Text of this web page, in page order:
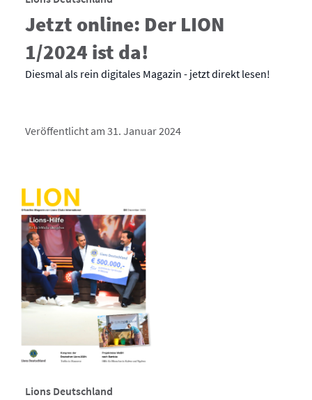
Jetzt online: Der LION
1/2024 ist da!
Diesmal als rein digitales Magazin - jetzt direkt lesen!
Veröffentlicht am 31. Januar 2024
Lions Deutschland